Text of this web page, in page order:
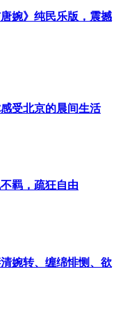
婉》纯民乐版，震撼
受北京的晨间生活
羁，疏狂自由
婉转、缠绵悱恻、欲